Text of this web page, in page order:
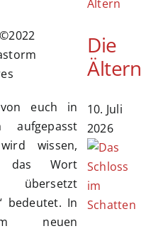
euch in
aufgepasst
wissen,
das Wort
übersetzt
bedeutet. In
neuen
Die
Ältern
10. Juli
2026